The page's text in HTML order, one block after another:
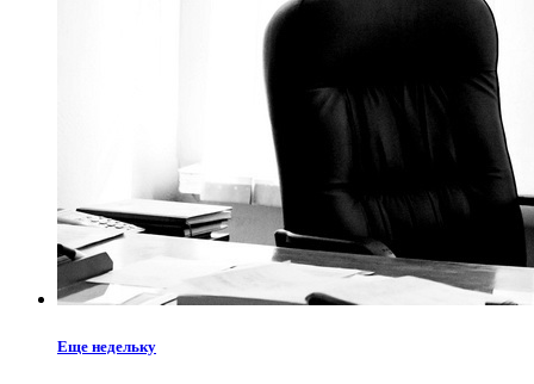
Еще недельку